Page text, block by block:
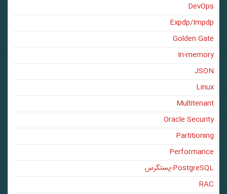
DevOps
Expdp/Impdp
Golden Gate
In-memory
JSON
Linux
Multitenant
Oracle Security
Partitioning
Performance
PostgreSQL-پستگرس
RAC